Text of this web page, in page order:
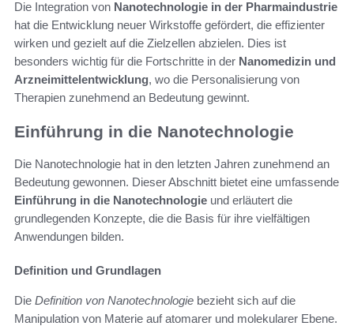
Die Integration von Nanotechnologie in der Pharmaindustrie
hat die Entwicklung neuer Wirkstoffe gefördert, die effizienter
wirken und gezielt auf die Zielzellen abzielen. Dies ist
besonders wichtig für die Fortschritte in der Nanomedizin und
Arzneimittelentwicklung, wo die Personalisierung von
Therapien zunehmend an Bedeutung gewinnt.
Einführung in die Nanotechnologie
Die Nanotechnologie hat in den letzten Jahren zunehmend an
Bedeutung gewonnen. Dieser Abschnitt bietet eine umfassende
Einführung in die Nanotechnologie und erläutert die
grundlegenden Konzepte, die die Basis für ihre vielfältigen
Anwendungen bilden.
Definition und Grundlagen
Die Definition von Nanotechnologie bezieht sich auf die
Manipulation von Materie auf atomarer und molekularer Ebene.